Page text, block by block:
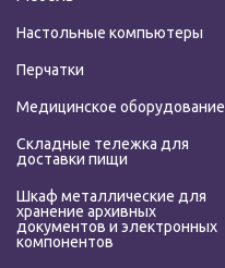
Настольные компьютеры
Перчатки
Медицинское оборудование
Складные тележка для
доставки пищи
Шкаф металлические для
хранение архивных
документов и электронных
компонентов